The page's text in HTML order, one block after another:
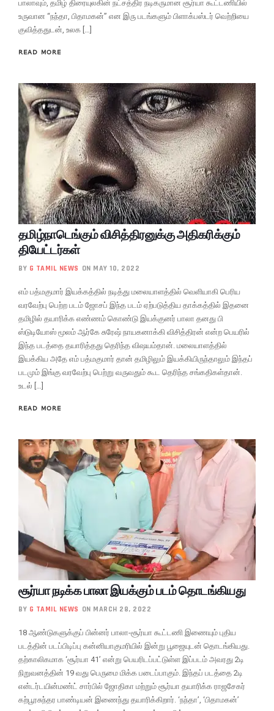
பாலாவும், தமிழ் திரையுலகின் நட்சத்திர நடிகருமான சூர்யா கூட்டணியில்
உருவான “நந்தா, பிதாமகன்” என இரு படங்களும் பிளாக்பஸ்டர் வெற்றியை
குவித்ததுடன், உலக […]
READ MORE
தமிழ்நாடெங்கும் விசித்திரனுக்கு அதிகரிக்கும்
தியேட்டர்கள்
BY G TAMIL NEWS ON MAY 10, 2022
எம் பத்மகுமார் இயக்கத்தில் நடித்து மலையாளத்தில் வெளியாகி பெரிய
வரவேற்பு பெற்ற படம் ஜோசப் இந்த படம் ஏற்படுத்திய தாக்கத்தில் இதனை
தமிழில் தயாரிக்க எண்ணம் கொண்டு இயக்குனர் பாலா தனது பி
ஸ்டுடியோஸ் மூலம் ஆர்கே சுரேஷ் நாயகனாக்கி விசித்திரன் என்ற பெயரில்
இந்த படத்தை தயாரித்தது தெரிந்த விஷயம்தான். மலையாளத்தில்
இயக்கிய அதே எம் பத்மகுமார் தான் தமிழிலும் இயக்கியிருந்தாலும் இந்தப்
படமும் இங்கு வரவேற்பு பெற்று வருவதும் கூட தெரிந்த சங்கதிகள்தான்.
உடல் […]
READ MORE
சூர்யா நடிக்க பாலா இயக்கும் படம் தொடங்கியது
BY G TAMIL NEWS ON MARCH 28, 2022
18 ஆண்டுகளுக்குப் பின்னர் பாலா-சூர்யா கூட்டணி இணையும் புதிய
படத்தின் படப்பிடிப்பு கன்னியாகுமரியில் இன்று பூஜையுடன் தொடங்கியது.
தற்காலிகமாக ‘சூர்யா 41’ என்று பெயரிடப்பட்டுள்ள இப்படம் அவரது 2டி
நிறுவனத்தின் 19 வது பெருமை மிக்க படைப்பாகும். இந்தப் படத்தை 2டி
என்டர்டயின்மண்ட் சார்பில் ஜோதிகா மற்றும் சூர்யா தயாரிக்க ராஜசேகர்
கற்பூரசுந்தர பாண்டியன் இணைந்து தயாரிக்கிறார். ‘நந்தா’, ‘பிதாமகன்’